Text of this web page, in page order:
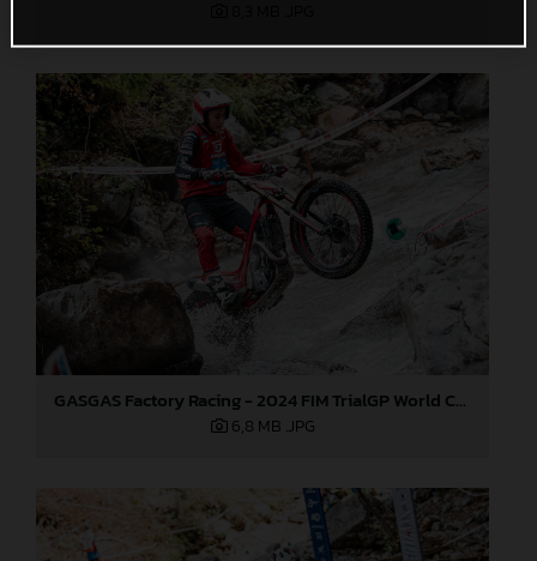
GASGAS Factory Racing - 2024 FIM TrialGP World Championship - Round 3, Italy
6,8 MB .JPG